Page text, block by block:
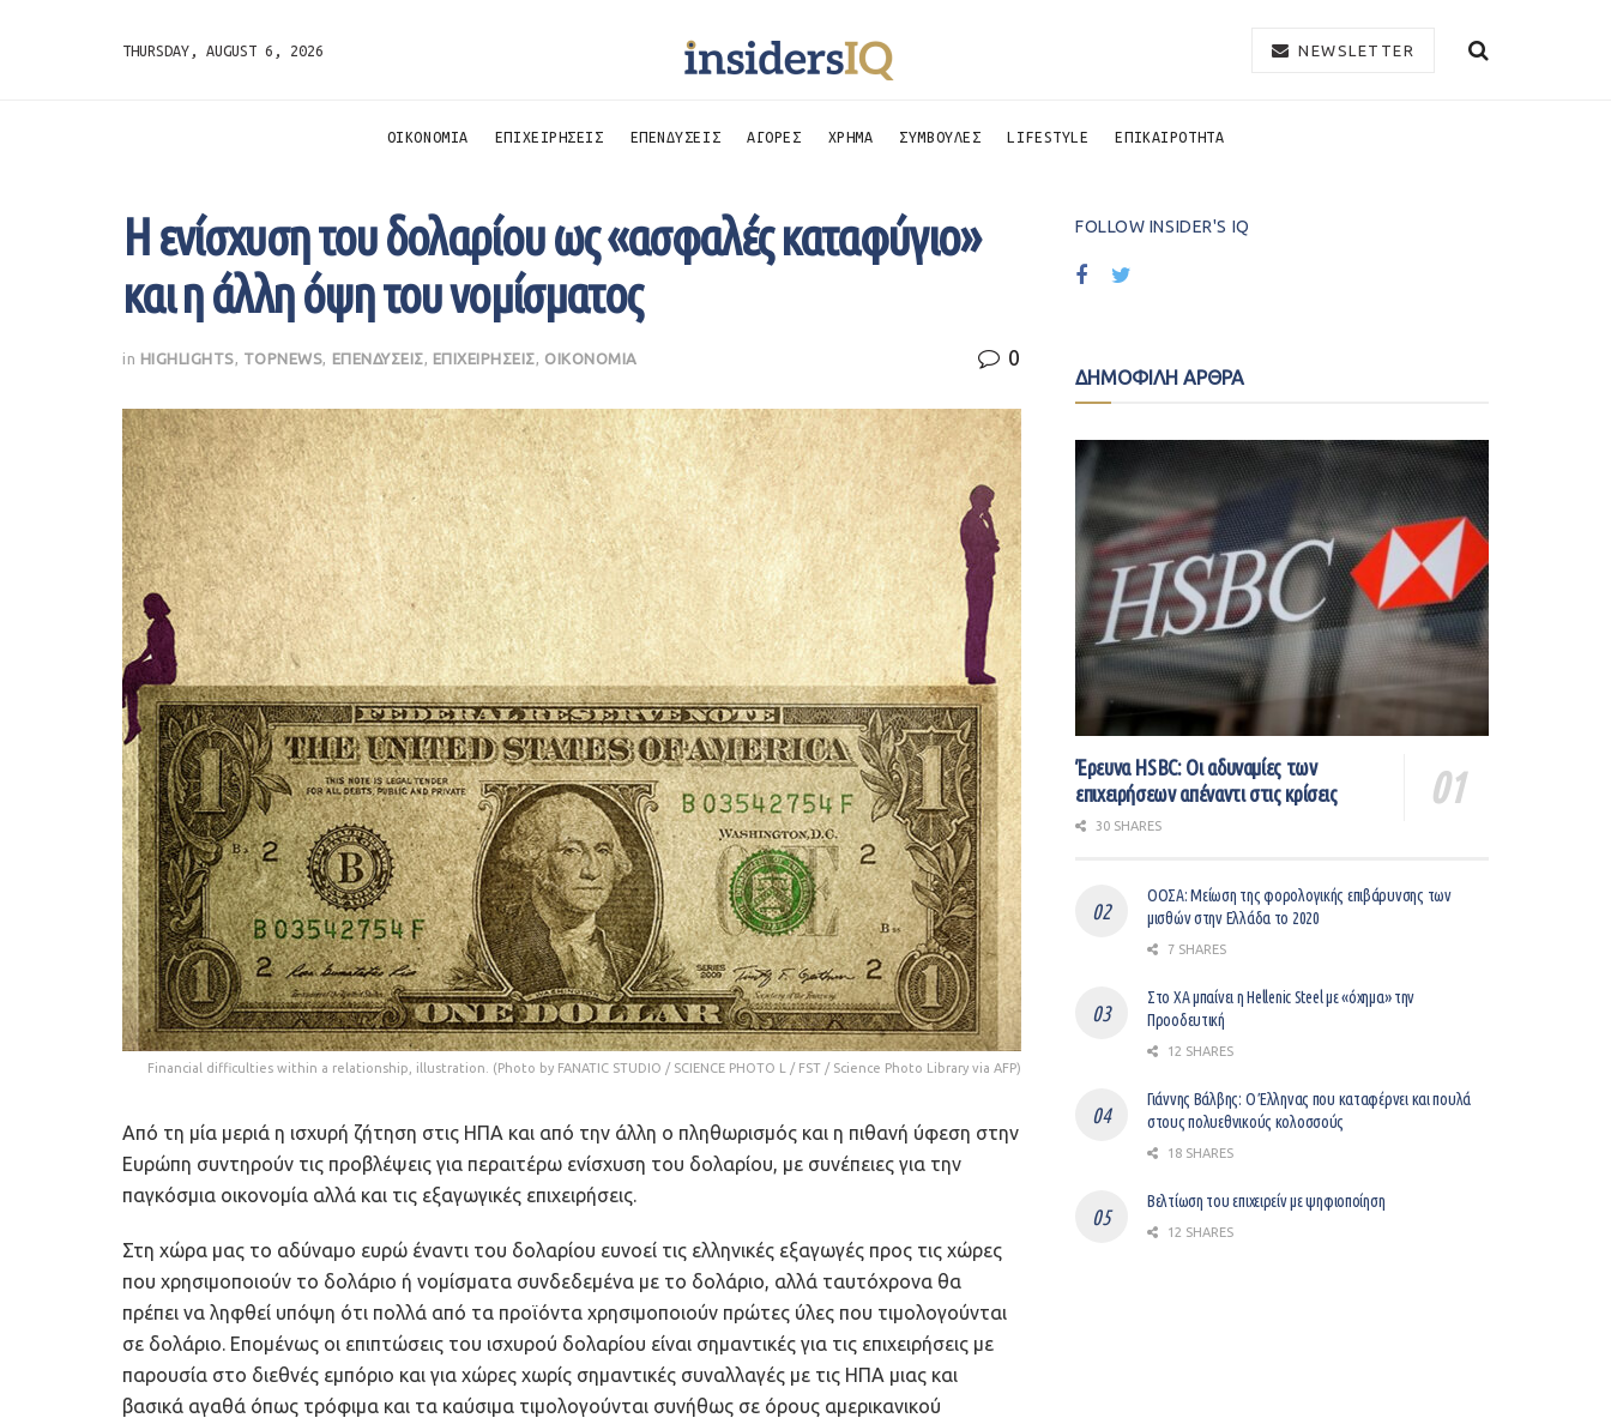
THURSDAY, AUGUST 6, 2026 NEWSLETTER
ΟΙΚΟΝΟΜΙΑ ΕΠΙΧΕΙΡΗΣΕΙΣ ΕΠΕΝΔΥΣΕΙΣ ΑΓΟΡΕΣ ΧΡΗΜΑ ΣΥΜΒΟΥΛΕΣ LIFESTYLE ΕΠΙΚΑΙΡΟΤΗΤΑ
Η ενίσχυση του δολαρίου ως «ασφαλές καταφύγιο»
και η άλλη όψη του νομίσματος
in HIGHLIGHTS TOPNEWS ΕΠΕΝΔΥΣΕΙΣ ΕΠΙΧΕΙΡΗΣΕΙΣ ΟΙΚΟΝΟΜΙΑ 0
Financial difficulties within a relationship, illustration. (Photo by FANATIC STUDIO / SCIENCE PHOTO L / FST / Science Photo Library via AFP)
Από τη μία μεριά η ισχυρή ζήτηση στις ΗΠΑ και από την άλλη ο πληθωρισμός και η πιθανή ύφεση στην
Ευρώπη συντηρούν τις προβλέψεις για περαιτέρω ενίσχυση του δολαρίου, με συνέπειες για την
παγκόσμια οικονομία αλλά και τις εξαγωγικές επιχειρήσεις.
Στη χώρα μας το αδύναμο ευρώ έναντι του δολαρίου ευνοεί τις ελληνικές εξαγωγές προς τις χώρες
που χρησιμοποιούν το δολάριο ή νομίσματα συνδεδεμένα με το δολάριο, αλλά ταυτόχρονα θα
πρέπει να ληφθεί υπόψη ότι πολλά από τα προϊόντα χρησιμοποιούν πρώτες ύλες που τιμολογούνται
σε δολάριο. Επομένως οι επιπτώσεις του ισχυρού δολαρίου είναι σημαντικές για τις επιχειρήσεις με
παρουσία στο διεθνές εμπόριο και για χώρες χωρίς σημαντικές συναλλαγές με τις ΗΠΑ μιας και
βασικά αγαθά όπως τρόφιμα και τα καύσιμα τιμολογούνται συνήθως σε όρους αμερικανικού
FOLLOW INSIDER'S IQ
ΔΗΜΟΦΙΛΗ ΑΡΘΡΑ
Έρευνα HSBC: Οι αδυναμίες των
επιχειρήσεων απέναντι στις κρίσεις
30 SHARES
ΟΟΣΑ: Μείωση της φορολογικής επιβάρυνσης των
μισθών στην Ελλάδα το 2020
7 SHARES
Στο ΧΑ μπαίνει η Hellenic Steel με «όχημα» την
Προοδευτική
12 SHARES
Γιάννης Βάλβης: O Έλληνας που καταφέρνει και πουλά
στους πολυεθνικούς κολοσσούς
18 SHARES
Βελτίωση του επιχειρείν με ψηφιοποίηση
12 SHARES